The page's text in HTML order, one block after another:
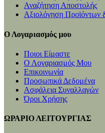
Αναζήτηση Αποστολής
Αξιολόγηση Προϊόντων
Ο Λογαριασμός μου
Ποιοι Είμαστε
Ο Λογαριασμός Μου
Επικοινωνία
Προσωπικά Δεδομένα
Ασφάλεια Συναλλαγών
Όροι Χρήσης
ΩΡΑΡΙΟ ΛΕΙΤΟΥΡΓΙΑΣ